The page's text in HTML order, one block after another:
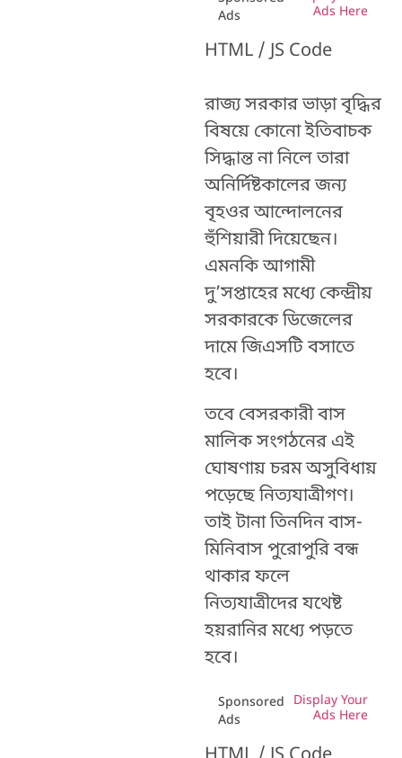
Ads
Ads Here
HTML / JS Code
রাজ্য সরকার ভাড়া বৃদ্ধির
বিষয়ে কোনো ইতিবাচক
সিদ্ধান্ত না নিলে তারা
অনির্দিষ্টকালের জন্য
বৃহওর আন্দোলনের
হুঁশিয়ারী দিয়েছেন।
এমনকি আগামী
দু’সপ্তাহের মধ্যে কেন্দ্রীয়
সরকারকে ডিজেলের
দামে জিএসটি বসাতে
হবে।
তবে বেসরকারী বাস
মালিক সংগঠনের এই
ঘোষণায় চরম অসুবিধায়
পড়েছে নিত্যযাত্রীগণ।
তাই টানা তিনদিন বাস-
মিনিবাস পুরোপুরি বন্ধ
থাকার ফলে
নিত্যযাত্রীদের যথেষ্ট
হয়রানির মধ্যে পড়তে
হবে।
Sponsored
Ads
Display Your
Ads Here